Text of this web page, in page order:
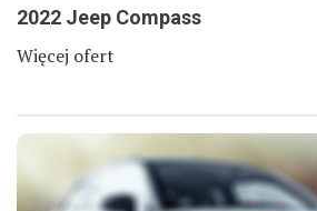
2022 Jeep Compass
Więcej ofert